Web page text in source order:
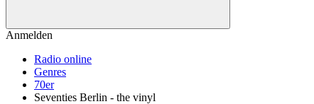
Anmelden
Radio online
Genres
70er
Seventies Berlin - the vinyl